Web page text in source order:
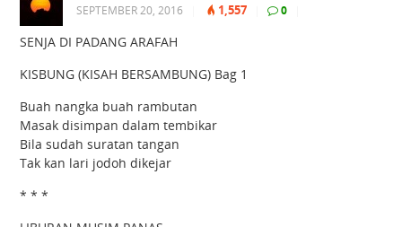
SEPTEMBER 20, 2016
1,557 0
SENJA DI PADANG ARAFAH
KISBUNG (KISAH BERSAMBUNG) Bag 1
Buah nangka buah rambutan
Masak disimpan dalam tembikar
Bila sudah suratan tangan
Tak kan lari jodoh dikejar
* * *